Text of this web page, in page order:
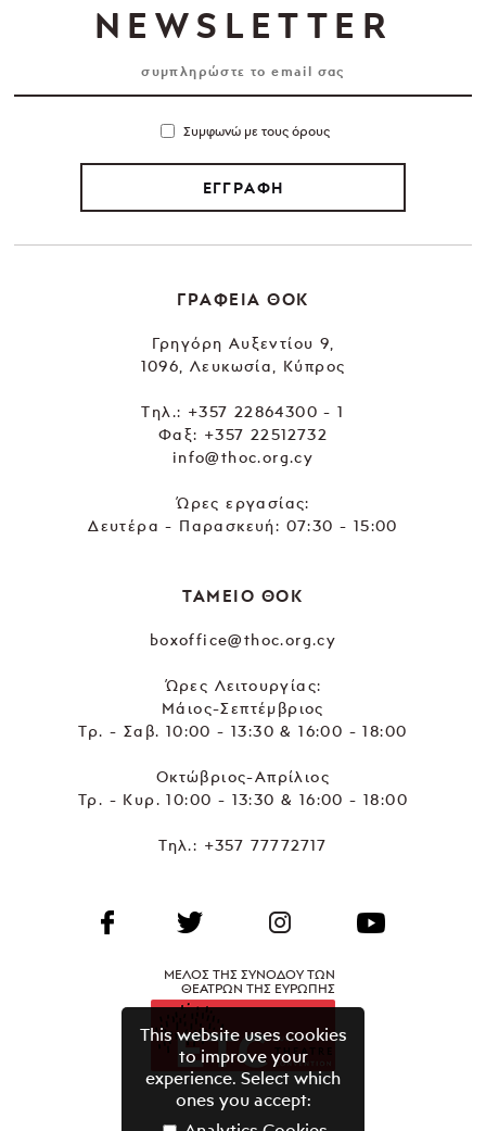
NEWSLETTER
Συμφωνώ με τους όρους
ΕΓΓΡΑΦΗ
ΓΡΑΦΕΙΑ ΘΟΚ
Γρηγόρη Αυξεντίου 9,
1096, Λευκωσία, Κύπρος
Tηλ.: +357 22864300 - 1
Φαξ: +357 22512732
info@thoc.org.cy
Ώρες εργασίας:
Δευτέρα - Παρασκευή: 07:30 - 15:00
ΤΑΜΕΙΟ ΘΟΚ
boxoffice@thoc.org.cy
Ώρες Λειτουργίας:
Μάιος-Σεπτέμβριος
Τρ. - Σαβ. 10:00 - 13:30 & 16:00 - 18:00
Οκτώβριος-Απρίλιος
Τρ. - Κυρ. 10:00 - 13:30 & 16:00 - 18:00
Τηλ.: +357 77772717
ΜΕΛΟΣ ΤΗΣ ΣΥΝΟΔΟΥ ΤΩΝ
ΘΕΑΤΡΩΝ ΤΗΣ ΕΥΡΩΠΗΣ
This website uses cookies
to improve your
experience. Select which
ones you accept: